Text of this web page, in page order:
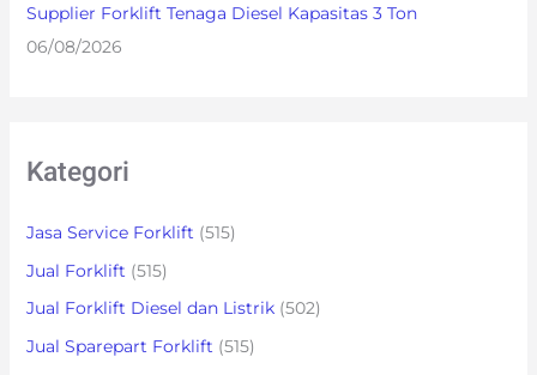
Supplier Forklift Tenaga Diesel Kapasitas 3 Ton
06/08/2026
Kategori
Jasa Service Forklift (515)
Jual Forklift (515)
Jual Forklift Diesel dan Listrik(502)
Jual Sparepart Forklift (515)